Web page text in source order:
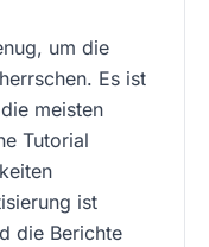
um die
Es ist
meisten
Tutorial
ist
die Berichte